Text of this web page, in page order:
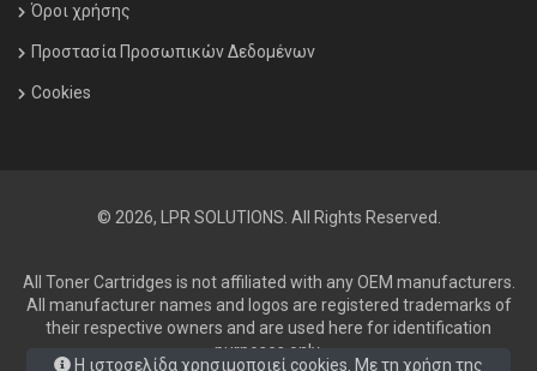
Όροι χρήσης
Προστασία Προσωπικών Δεδομένων
Cookies
© 2026, LPR SOLUTIONS. All Rights Reserved.
All Toner Cartridges is not affiliated with any OEM manufacturers.
All manufacturer names and logos are registered trademarks of
their respective owners and are used here for identification
purposes only.
Η ιστοσελίδα χρησιμοποιεί cookies. Με τη χρήση της